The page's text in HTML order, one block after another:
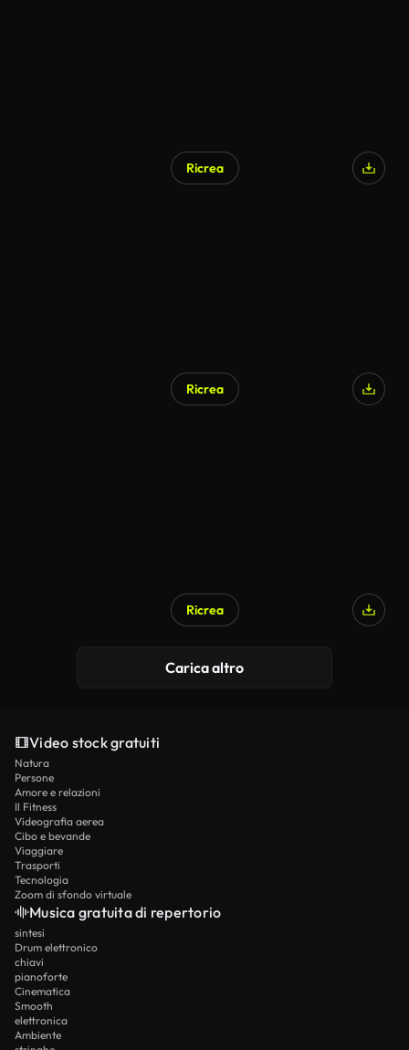
Ricrea
Ricrea
Ricrea
Carica altro
Video stock gratuiti
Natura
Persone
Amore e relazioni
Il Fitness
Videografia aerea
Cibo e bevande
Viaggiare
Trasporti
Tecnologia
Zoom di sfondo virtuale
Musica gratuita di repertorio
sintesi
Drum elettronico
chiavi
pianoforte
Cinematica
Smooth
elettronica
Ambiente